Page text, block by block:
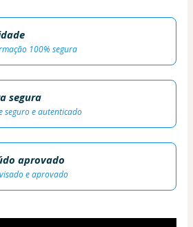
100% segura
segura
seguro e autenticado
aprovado
e aprovado